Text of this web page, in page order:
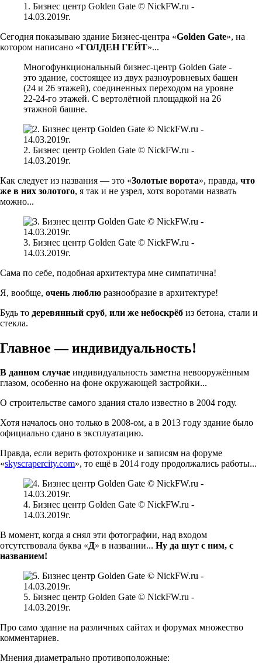
1. Бизнес центр Golden Gate © NickFW.ru -
14.03.2019г.
Сегодня показываю здание Бизнес-центра «Golden Gate», на
котором написано «ГОЛДЕН ГЕЙТ»...
Многофункциональный бизнес-центр Golden Gate -
это здание, состоящее из двух разноуровневых башен
(24 и 26 этажей), соединенных переходом на уровне
22-24-го этажей. С вертолётной площадкой на 26
этажной башне.
2. Бизнес центр Golden Gate © NickFW.ru -
14.03.2019г.
Как следует из названия — это «Золотые ворота», правда, что
же в них золотого, я так и не узрел, хотя воротами назвать
можно...
3. Бизнес центр Golden Gate © NickFW.ru -
14.03.2019г.
Сама по себе, подобная архитектура мне симпатична!
Я, вообще, очень люблю разнообразие в архитектуре!
Будь то деревянный сруб, или же небоскрёб из бетона, стали и
стекла.
Главное—индивидуальность!
В данном случае индивидуальность заметна невооружённым
глазом, особенно на фоне окружающей застройки...
О строительстве самого здания стало известно в 2004 году.
Хотя началось оно только в 2008-ом, а в 2013 году здание было
официально сдано в эксплуатацию.
Правда, если верить фотохронике и записям на форуме
«skyscrapercity.com», то ещё в 2014 году продолжались работы...
4. Бизнес центр Golden Gate © NickFW.ru -
14.03.2019г.
В момент, когда я снял эти фотографии, над входом
отсутствовала буква «Д» в названии... Ну да шут с ним, с
названием!
5. Бизнес центр Golden Gate © NickFW.ru -
14.03.2019г.
Про само здание на различных сайтах и форумах множество
комментариев.
Мнения диаметрально противоположные: